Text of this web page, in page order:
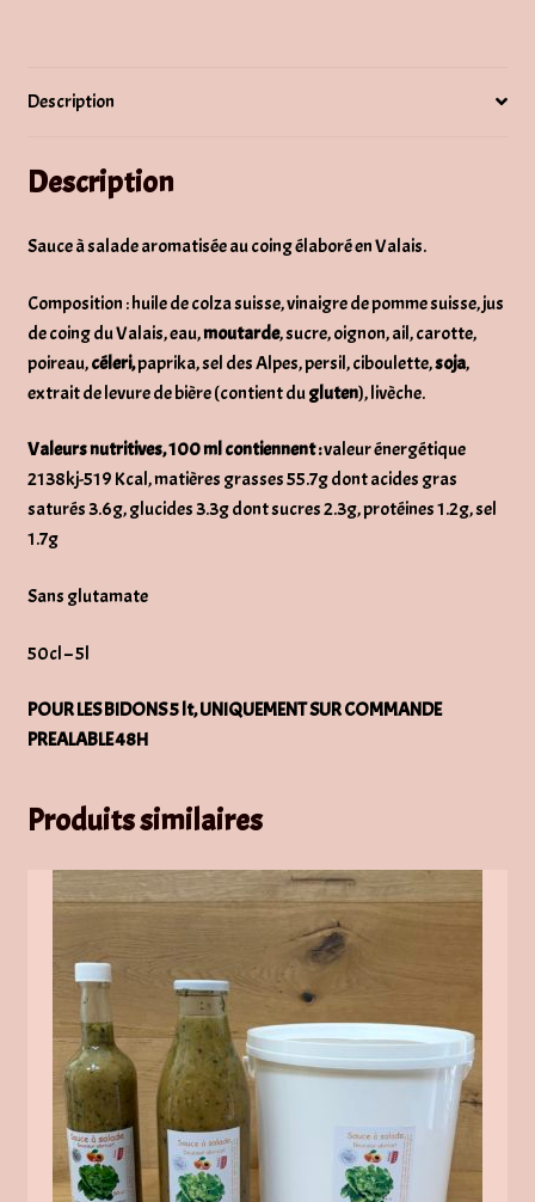
Description
Description
Sauce à salade aromatisée au coing élaboré en Valais.
Composition : huile de colza suisse, vinaigre de pomme suisse, jus
de coing du Valais, eau,moutarde, sucre, oignon, ail, carotte,
poireau,céleri,paprika, sel des Alpes, persil, ciboulette,soja,
extrait de levure de bière (contient dugluten), livèche.
Valeurs nutritives, 100 ml contiennent :valeur énergétique
2138kj-519 Kcal, matières grasses 55.7g dont acides gras
saturés 3.6g, glucides 3.3g dont sucres 2.3g, protéines 1.2g, sel
1.7g
Sans glutamate
50cl – 5l
POUR LES BIDONS 5 lt, UNIQUEMENT SUR COMMANDE
PREALABLE 48H
Produits similaires